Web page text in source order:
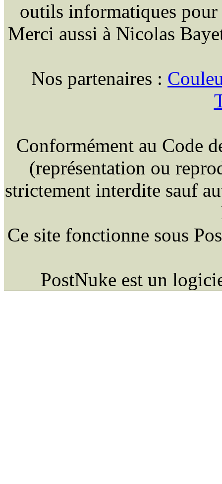
outils informatiques pour
Merci aussi à Nicolas
Nos partenaires :
Conformément au Code
(représentation ou
strictement interdite sauf
Ce site fonctionne sous
PostNuke est un